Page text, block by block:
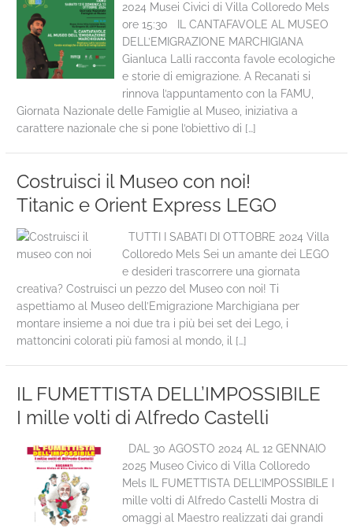
2024 Musei Civici di Villa Colloredo Mels
ore 15:30 IL CANTAFAVOLE AL MUSEO
DELL’EMIGRAZIONE MARCHIGIANA
Gianluca Lalli racconta favole ecologiche
e storie di emigrazione. A Recanati si
rinnova l’appuntamento con la FAMU,
Giornata Nazionale delle Famiglie al Museo, iniziativa a
carattere nazionale che si pone l’obiettivo di […]
Costruisci il Museo con noi!
Titanic e Orient Express LEGO
TUTTI I SABATI DI OTTOBRE 2024 Villa
Colloredo Mels Sei un amante dei LEGO
e desideri trascorrere una giornata
creativa? Costruisci un pezzo del Museo con noi! Ti
aspettiamo al Museo dell’Emigrazione Marchigiana per
montare insieme a noi due tra i più bei set dei Lego, i
mattoncini colorati più famosi al mondo, il […]
IL FUMETTISTA DELL’IMPOSSIBILE
I mille volti di Alfredo Castelli
DAL 30 AGOSTO 2024 AL 12 GENNAIO
2025 Museo Civico di Villa Colloredo
Mels IL FUMETTISTA DELL’IMPOSSIBILE I
mille volti di Alfredo Castelli Mostra di
omaggi al Maestro realizzati dai grandi